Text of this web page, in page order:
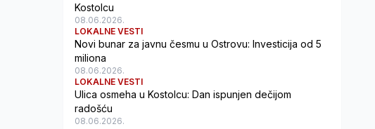
Kostolcu
08.06.2026.
LOKALNE VESTI
Novi bunar za javnu česmu u Ostrovu: Investicija od 5
miliona
08.06.2026.
LOKALNE VESTI
Ulica osmeha u Kostolcu: Dan ispunjen dečijom
radošću
08.06.2026.